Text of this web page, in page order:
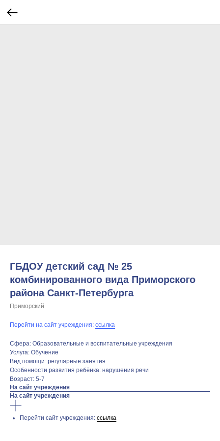
ГБДОУ детский сад № 25
комбинированного вида Приморского
района Санкт-Петербурга
Приморский
Перейти на сайт учреждения: ссылка
Сфера: Образовательные и воспитательные учреждения
Услуга: Обучение
Вид помощи: регулярные занятия
Особенности развития ребёнка: нарушения речи
Возраст: 5-7
На сайт учреждения
На сайт учреждения
Перейти сайт учреждения: ссылка